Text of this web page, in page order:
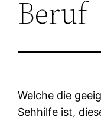
Beruf
Welche die
Sehhilfe ist,